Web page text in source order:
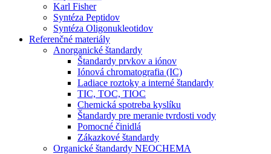
Karl Fisher
Syntéza Peptidov
Syntéza Oligonukleotidov
Referenčné materiály
Anorganické štandardy
Štandardy prvkov a iónov
Iónová chromatografia (IC)
Ladiace roztoky a interné štandardy
TIC, TOC, TIOC
Chemická spotreba kyslíku
Štandardy pre meranie tvrdosti vody
Pomocné činidlá
Zákazkové štandardy
Organické štandardy NEOCHEMA